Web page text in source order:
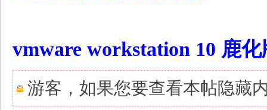
vmware workstation 10 鹿
游客，如果您要查看本帖隐藏